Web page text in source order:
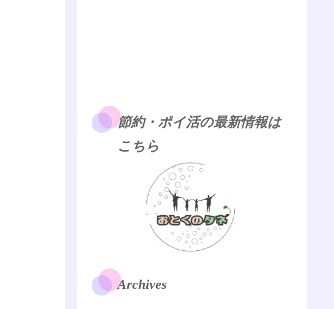
節約・ポイ活の最新情報は
こちら
Archives